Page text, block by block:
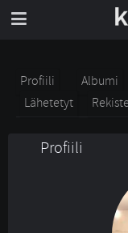
Profiili Albumi
Lähetetyt
Profiili